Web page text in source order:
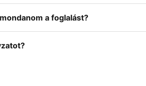
a foglalást?